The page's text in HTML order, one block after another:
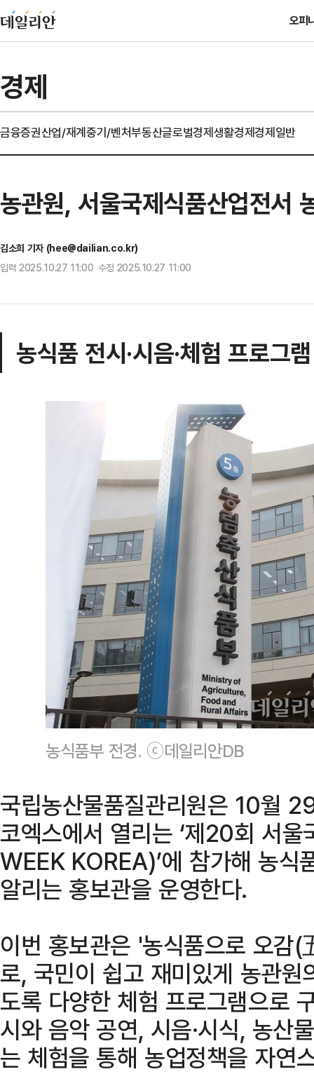
오피
경제
금융증권산업/재계중기/벤처부동산글로벌경제생활경제경제일반
농관원, 서울국제식품산업전서
김소희 기자 (hee@dailian.co.kr)
입력 2025.10.27 11:00 수정 2025.10.27 11:00
농식품 전시·시음·체험 프로그
농식품부 전경. ⓒ데일리안DB
국립농산물품질관리원은 10월
코엑스에서 열리는 ‘제20회 서
WEEK KOREA)’에 참가해 농식
알리는 홍보관을 운영한다.
이번 홍보관은 '농식품으로 오감
로, 국민이 쉽고 재미있게 농관
도록 다양한 체험 프로그램으로
시와 음악 공연, 시음·시식, 농산
는 체험을 통해 농업정책을 자연